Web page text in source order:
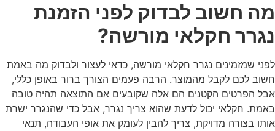
מה חשוב לבדוק לפני הזמנת
נגרר חקלאי מורשה?
לפני שמזמינים נגרר חקלאי מורשה, כדאי לעצור ולבדוק מה באמת
חשוב לכם לקבל מהמוצר. הרבה פעמים הצורך ברור באופן כללי,
אבל הפרטים הקטנים הם אלה שקובעים אם התוצאה תהיה טובה
באמת. חקלאי יכול לדעת שהוא צריך נגרר, אבל כדי שהנגרר ישרת
אותו בצורה מדויקת, צריך להבין לעומק את אופי העבודה, תנאי